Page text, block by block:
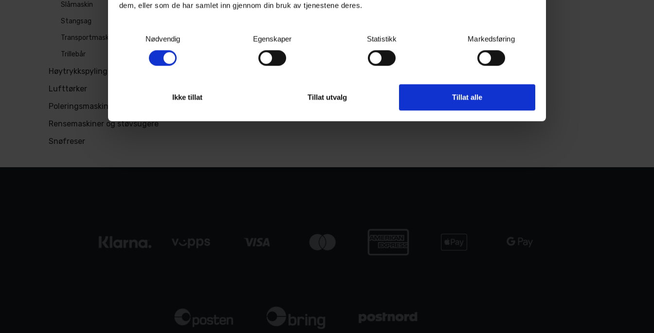
dem, eller som de har samlet inn gjennom din bruk av tjenestene deres.
Nødvendig
Egenskaper Statistikk Markedsføring
Ikke tillat Tillat utvalg Tillat alle
Slåmaskin
Stangsag
Transportmaskin
Trillebår
Høytrykkspyling
Lufttørker
Poleringsmaskiner
Rensemaskiner og støvsugere
Snøfreser